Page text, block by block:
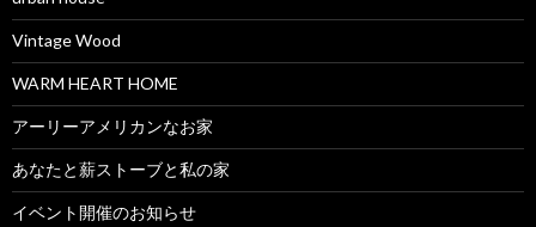
Vintage Wood
WARM HEART HOME
アーリーアメリカンなお家
あなたと薪ストーブと私の家
イベント開催のお知らせ